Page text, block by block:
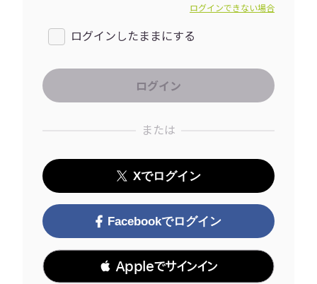
ログインできない場合
ログインしたままにする
または
Xでログイン
Facebookでログイン
 Appleでサインイン